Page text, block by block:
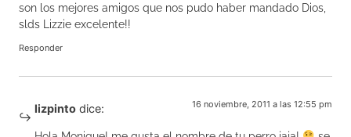
son los mejores amigos que nos pudo haber mandado Dios,
slds Lizzie excelente!!
Responder
lizpinto dice: 16 noviembre, 2011 a las 12:55 pm